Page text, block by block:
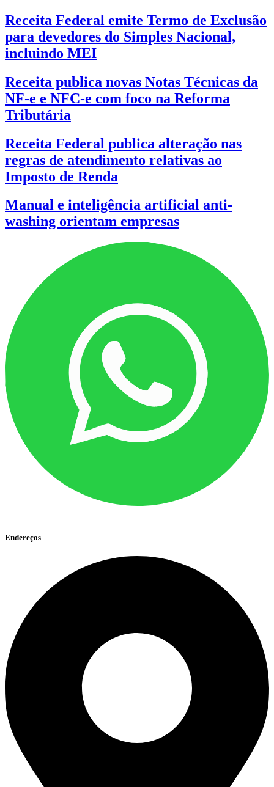
Receita Federal emite Termo de Exclusão
para devedores do Simples Nacional,
incluindo MEI
Receita publica novas Notas Técnicas da
NF-e e NFC-e com foco na Reforma
Tributária
Receita Federal publica alteração nas
regras de atendimento relativas ao
Imposto de Renda
Manual e inteligência artificial anti-
washing orientam empresas
Endereços